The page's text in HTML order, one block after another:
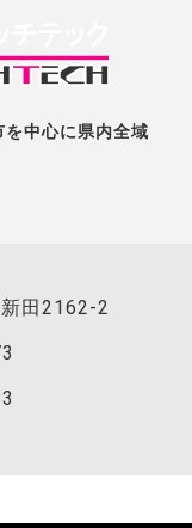
中心に県内全域
田2162-2